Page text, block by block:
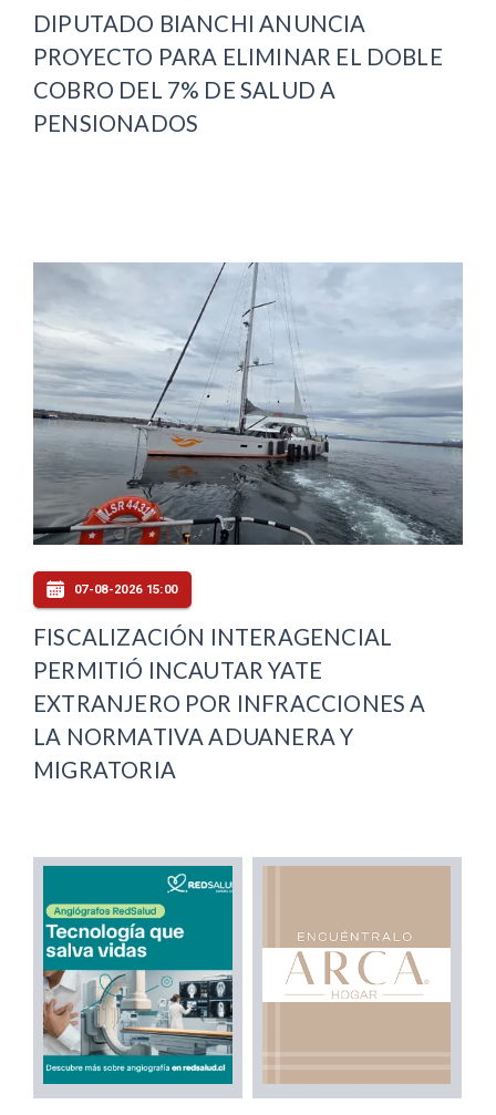
DIPUTADO BIANCHI ANUNCIA
PROYECTO PARA ELIMINAR EL DOBLE
COBRO DEL 7% DE SALUD A
PENSIONADOS
07-08-2026 15:00
FISCALIZACIÓN INTERAGENCIAL
PERMITIÓ INCAUTAR YATE
EXTRANJERO POR INFRACCIONES A
LA NORMATIVA ADUANERA Y
MIGRATORIA